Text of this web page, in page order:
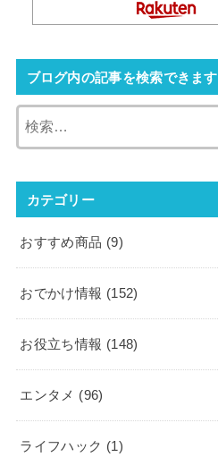
ブログ内の記事を検索できます
カテゴリー
おすすめ商品 (9)
おでかけ情報 (152)
お役立ち情報 (148)
エンタメ (96)
ライフハック (1)